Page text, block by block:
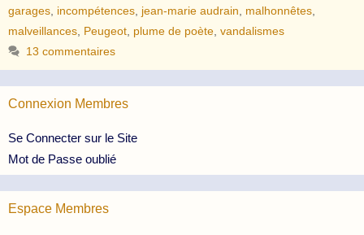
garages incompétences jean-marie audrain malhonnêtes
malveillances Peugeot plume de poète vandalismes
13 commentaires
Connexion Membres
Se Connecter sur le Site
Mot de Passe oublié
Espace Membres